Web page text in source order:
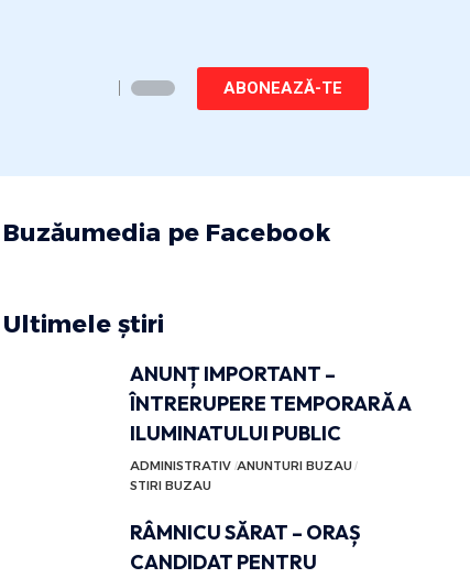
ABONEAZĂ-TE
Buzăumedia pe Facebook
Ultimele știri
ANUNȚ IMPORTANT –
ÎNTRERUPERE TEMPORARĂ A
ILUMINATULUI PUBLIC
ADMINISTRATIV ANUNTURI BUZAU
STIRI BUZAU
RÂMNICU SĂRAT – ORAȘ
CANDIDAT PENTRU